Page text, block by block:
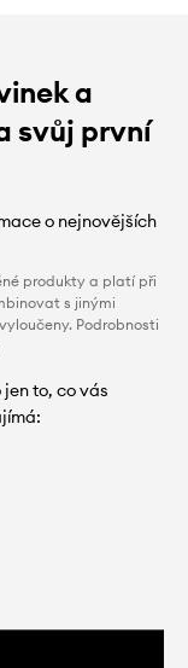
a
svůj první
o nejnovějších
produkty a platí při
s jinými
Podrobnosti
to, co vás